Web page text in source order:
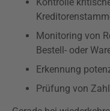
Monitoring von
Bestell- oder
Erkennung
Prüfung von